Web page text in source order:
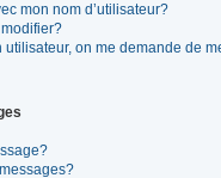
mon nom d’utilisateur?
utilisateur, on me demande de